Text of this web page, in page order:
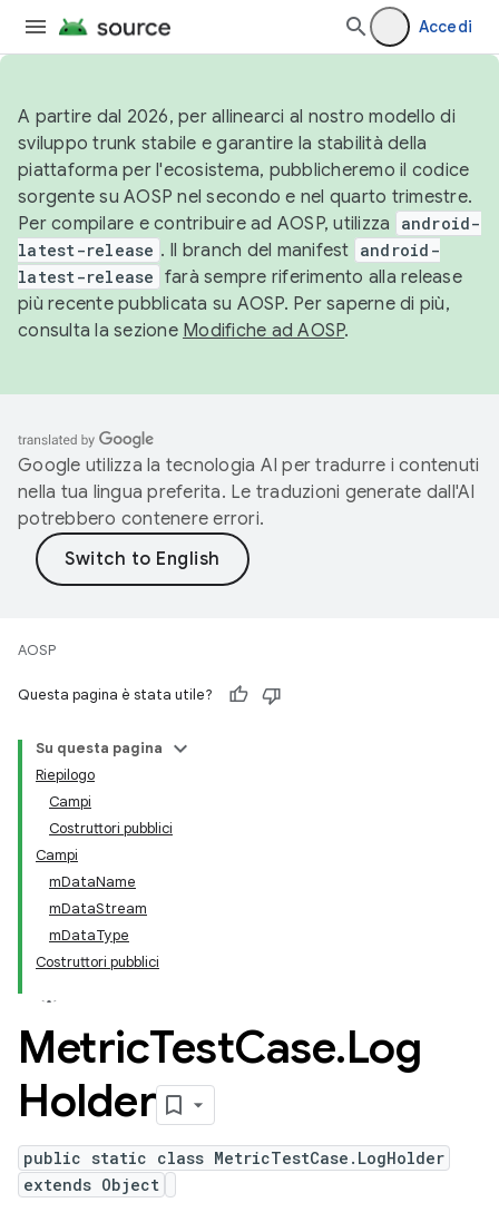
Accedi
A partire dal 2026, per allinearci al nostro modello di
sviluppo trunk stabile e garantire la stabilità della
piattaforma per l'ecosistema, pubblicheremo il codice
sorgente su AOSP nel secondo e nel quarto trimestre.
Per compilare e contribuire ad AOSP, utilizza
android-
latest-release . Il branch del manifest android-
latest-release farà sempre riferimento alla release
più recente pubblicata su AOSP. Per saperne di più,
consulta la sezione Modifiche ad AOSP.
Google utilizza la tecnologia AI per tradurre i contenuti
nella tua lingua preferita. Le traduzioni generate dall'AI
potrebbero contenere errori.
AOSP
Questa pagina è stata utile?
Su questa pagina
Riepilogo
Campi
Costruttori pubblici
Campi
mDataName
mDataStream
mDataType
Costruttori pubblici
MetricTestCase.Log
Holder
public static class MetricTestCase.LogHolder
extends Object